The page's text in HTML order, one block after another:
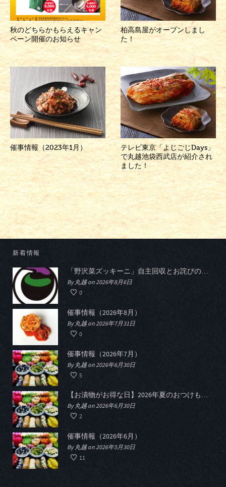
秋のどちらかもらえるキャン
ペーン開催のお知らせ
柏高島屋がオープンしまし
た！
催事情報（2023年1月）
テレビ東京「よじごじDays」
で丸越池袋西武店が紹介され
ました！
新着情報
「野沢菜ズッキーニ」自主回収とお詫びのお知らせ
By 丸越 on 2026年8月6日
0
催事情報（2026年8月）
By 丸越 on 2026年7月31日
0
催事情報（2026年7月）
By 丸越 on 2026年6月30日
5
【お漬物がお得な日】2026年夏のおつけものデー開催
By 丸越 on 2026年6月30日
2
催事情報（2026年6月）
By 丸越 on 2026年5月30日
11